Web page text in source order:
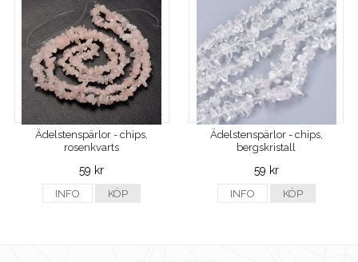
Ädelstenspärlor - chips,
rosenkvarts
59 kr
INFO KÖP
Ädelstenspärlor - chips,
bergskristall
59 kr
INFO KÖP